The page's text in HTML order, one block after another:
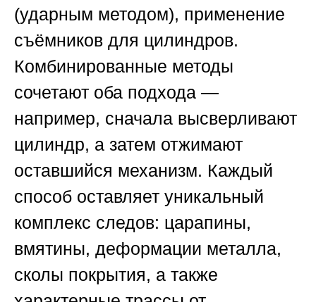
(ударным методом), применение
съёмников для цилиндров.
Комбинированные методы
сочетают оба подхода —
например, сначала высверливают
цилиндр, а затем отжимают
оставшийся механизм. Каждый
способ оставляет уникальный
комплекс следов: царапины,
вмятины, деформации металла,
сколы покрытия, а также